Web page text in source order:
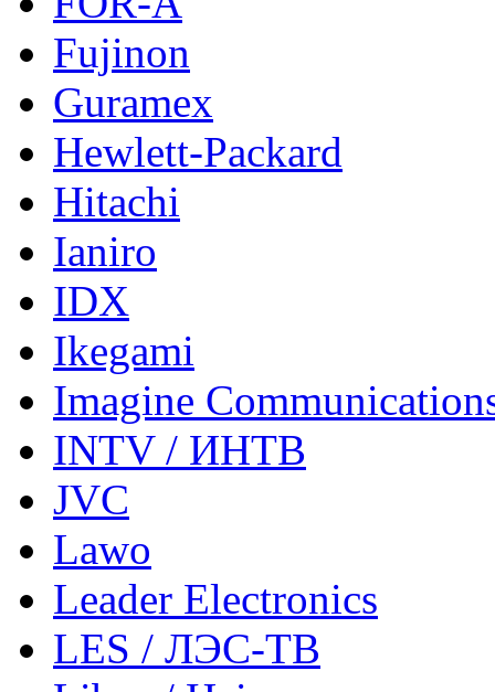
Fujinon
Guramex
Hewlett-Packard
Hitachi
Ianiro
IDX
Ikegami
Imagine
INTV / ИНТВ
JVC
Lawo
Leader Electronics
LES / ЛЭС-ТВ